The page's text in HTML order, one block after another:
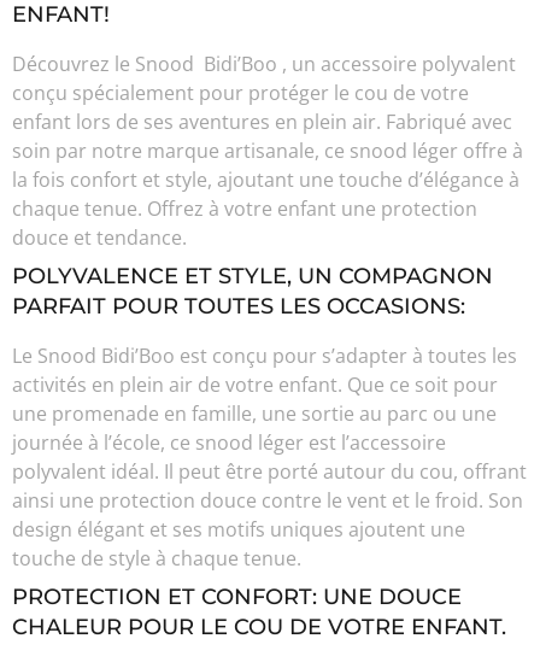
ENFANT!
Découvrez le Snood Bidi’Boo , un accessoire polyvalent
conçu spécialement pour protéger le cou de votre
enfant lors de ses aventures en plein air. Fabriqué avec
soin par notre marque artisanale, ce snood léger offre à
la fois confort et style, ajoutant une touche d’élégance à
chaque tenue. Offrez à votre enfant une protection
douce et tendance.
POLYVALENCE ET STYLE, UN COMPAGNON
PARFAIT POUR TOUTES LES OCCASIONS:
Le Snood Bidi’Boo est conçu pour s’adapter à toutes les
activités en plein air de votre enfant. Que ce soit pour
une promenade en famille, une sortie au parc ou une
journée à l’école, ce snood léger est l’accessoire
polyvalent idéal. Il peut être porté autour du cou, offrant
ainsi une protection douce contre le vent et le froid. Son
design élégant et ses motifs uniques ajoutent une
touche de style à chaque tenue.
PROTECTION ET CONFORT: UNE DOUCE
CHALEUR POUR LE COU DE VOTRE ENFANT.